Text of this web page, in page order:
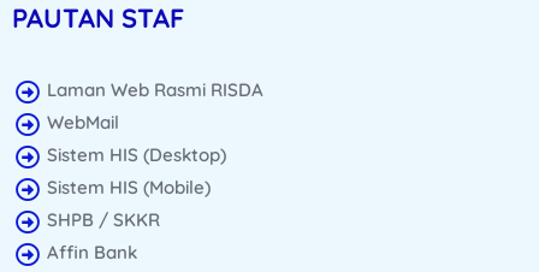
PAUTAN STAF
Laman Web Rasmi RISDA
WebMail
Sistem HIS (Desktop)
Sistem HIS (Mobile)
SHPB / SKKR
Affin Bank